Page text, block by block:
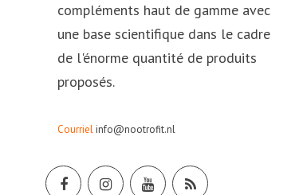
compléments haut de gamme avec
une base scientifique dans le cadre
de l'énorme quantité de produits
proposés.
Courrielinfo@nootrofit.nl